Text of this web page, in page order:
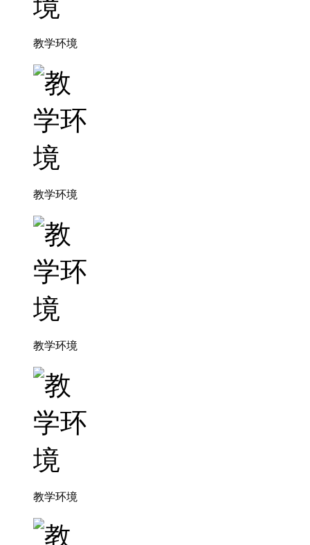
教学环境
教学环境
教学环境
教学环境